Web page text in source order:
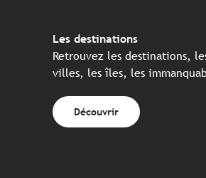
Les destinations
Retrouvez les destinations,
villes, les îles, les
Découvrir